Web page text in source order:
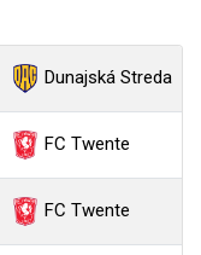
Dunajská Streda
FC Twente
FC Twente